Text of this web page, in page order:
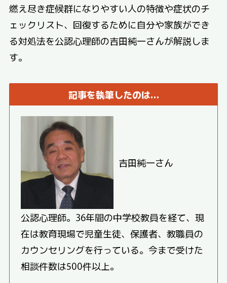
燃え尽き症候群になりやすい人の特徴や症状のチ
ェックリスト、回復するために自分や家族ができ
る対処法を公認心理師の吉田純一さんが解説しま
す。
記事を執筆したのは…
吉田純一さん
公認心理師。36年間の中学校教員を経て、現
在は教育現場で児童生徒、保護者、教職員の
カウンセリングを行っている。今まで受けた
相談件数は500件以上。